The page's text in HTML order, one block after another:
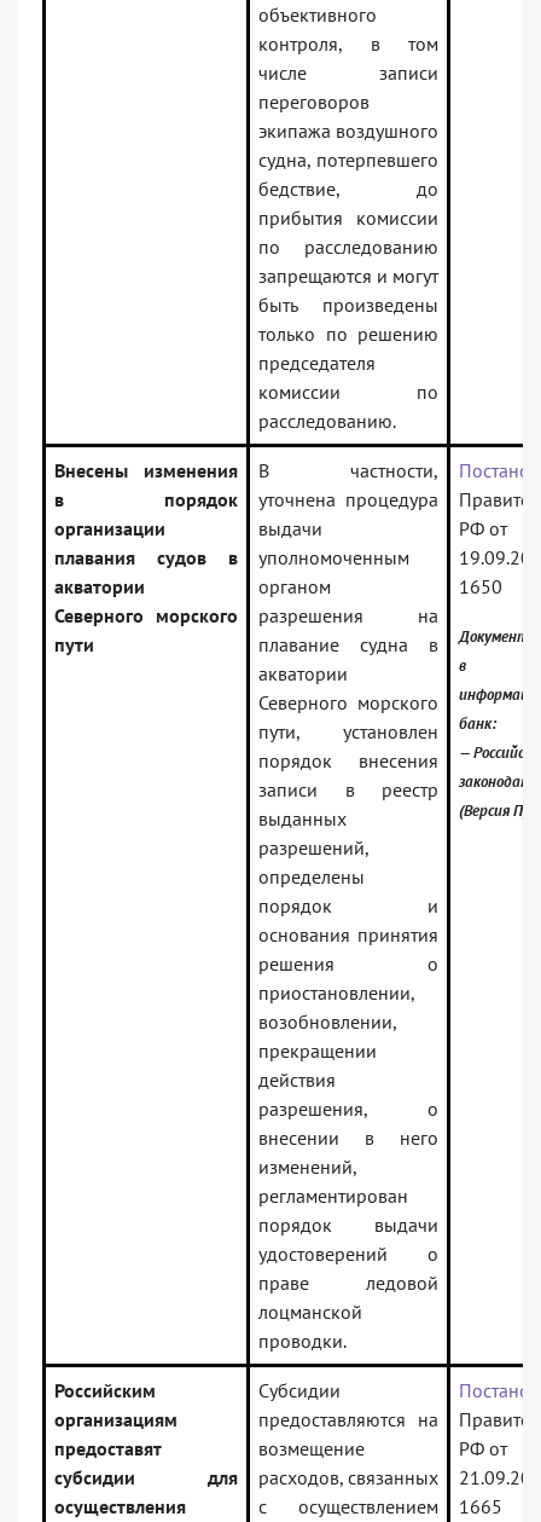
объективного
контроля, в том
числе записи
переговоров
экипажа воздушного
судна, потерпевшего
бедствие, до
прибытия комиссии
по расследованию
запрещаются и могут
быть произведены
только по решению
председателя
комиссии по
расследованию.
Внесены изменения
в порядок
организации
плавания судов в
акватории
Северного морского
пути
В частности,
уточнена процедура
выдачи
уполномоченным
органом
разрешения на
плавание судна в
акватории
Северного морского
пути, установлен
порядок внесения
записи в реестр
выданных
разрешений,
определены
порядок и
основания принятия
решения о
приостановлении,
возобновлении,
прекращении
действия
разрешения, о
внесении в него
изменений,
регламентирован
порядок выдачи
удостоверений о
праве ледовой
лоцманской
проводки.
РФ от
1650
Документ
в
банк:
—
(Версия
Российским
организациям
предоставят
субсидии для
осуществления
Субсидии
предоставляются на
возмещение
расходов, связанных
с осуществлением
РФ от
1665